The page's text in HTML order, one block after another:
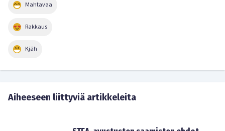
Mahtavaa
Rakkaus
Kjäh
Aiheeseen liittyviä artikkeleita